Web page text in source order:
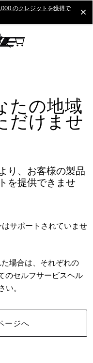
のクレジットを獲得で
たの地域
だけませ
り、お客様の製品
を提供できませ
サポートされていませ
場合は、それぞれの
のセルフサービスヘル
い。
ージへ